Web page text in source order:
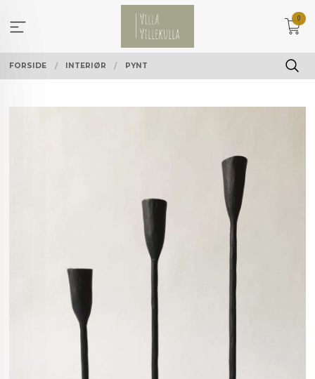
innholdet
0
FORSIDE INTERIØR PYNT